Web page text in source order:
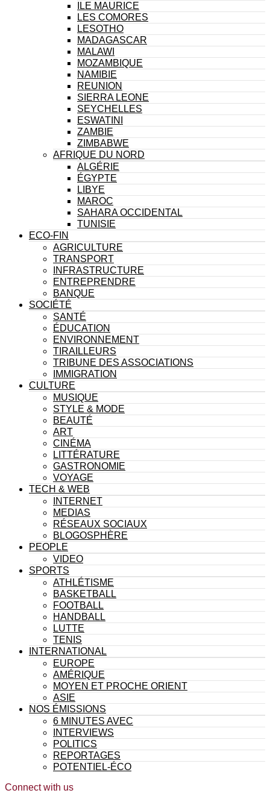
ILE MAURICE
LES COMORES
LESOTHO
MADAGASCAR
MALAWI
MOZAMBIQUE
NAMIBIE
REUNION
SIERRA LEONE
SEYCHELLES
ESWATINI
ZAMBIE
ZIMBABWE
AFRIQUE DU NORD
ALGÉRIE
ÉGYPTE
LIBYE
MAROC
SAHARA OCCIDENTAL
TUNISIE
ECO-FIN
AGRICULTURE
TRANSPORT
INFRASTRUCTURE
ENTREPRENDRE
BANQUE
SOCIÉTÉ
SANTÉ
ÉDUCATION
ENVIRONNEMENT
TIRAILLEURS
TRIBUNE DES ASSOCIATIONS
IMMIGRATION
CULTURE
MUSIQUE
STYLE & MODE
BEAUTÉ
ART
CINÉMA
LITTÉRATURE
GASTRONOMIE
VOYAGE
TECH & WEB
INTERNET
MEDIAS
RÉSEAUX SOCIAUX
BLOGOSPHÈRE
PEOPLE
VIDEO
SPORTS
ATHLÉTISME
BASKETBALL
FOOTBALL
HANDBALL
LUTTE
TENIS
INTERNATIONAL
EUROPE
AMÉRIQUE
MOYEN ET PROCHE ORIENT
ASIE
NOS ÉMISSIONS
6 MINUTES AVEC
INTERVIEWS
POLITICS
REPORTAGES
POTENTIEL-ÉCO
Connect with us